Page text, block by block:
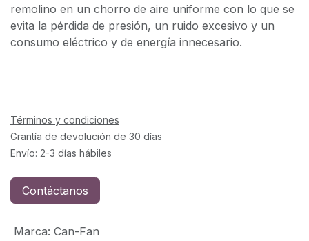
remolino en un chorro de aire uniforme con lo que se
evita la pérdida de presión, un ruido excesivo y un
consumo eléctrico y de energía innecesario.
Términos y condiciones
Grantía de devolución de 30 días
Envío: 2-3 días hábiles
Contáctanos
Marca: Can-Fan